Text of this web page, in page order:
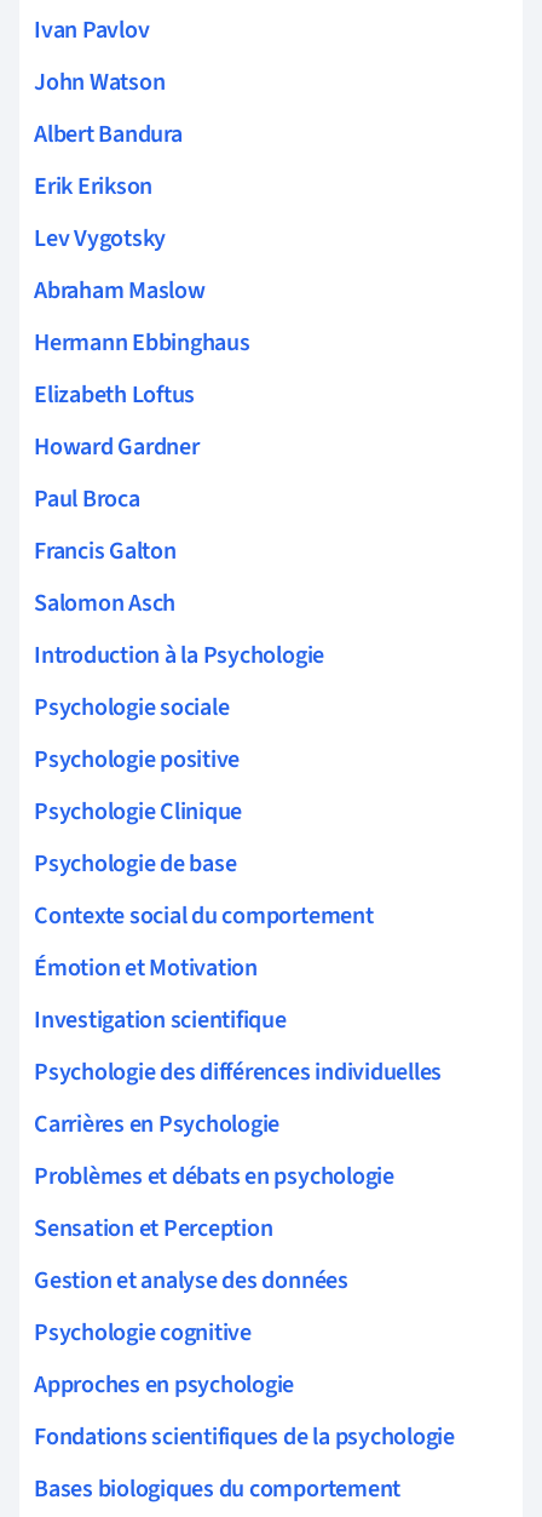
Ivan Pavlov
John Watson
Albert Bandura
Erik Erikson
Lev Vygotsky
Abraham Maslow
Hermann Ebbinghaus
Elizabeth Loftus
Howard Gardner
Paul Broca
Francis Galton
Salomon Asch
Introduction à la Psychologie
Psychologie sociale
Psychologie positive
Psychologie Clinique
Psychologie de base
Contexte social du comportement
Émotion et Motivation
Investigation scientifique
Psychologie des différences individuelles
Carrières en Psychologie
Problèmes et débats en psychologie
Sensation et Perception
Gestion et analyse des données
Psychologie cognitive
Approches en psychologie
Fondations scientifiques de la psychologie
Bases biologiques du comportement